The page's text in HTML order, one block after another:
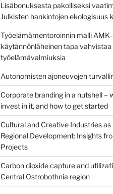
Lisäbonuksesta pakolliseksi
Julkisten hankintojen ekologisuus
Työelämämentoroinnin malli
käytännönläheinen tapa vahvistaa
työelämävalmiuksia
Autonomisten ajoneuvojen
Corporate branding in a nutshell –
invest in it, and how to get started
Cultural and Creative Industries
Regional Development: Insights
Projects
Carbon dioxide capture and
Central Ostrobothnia region